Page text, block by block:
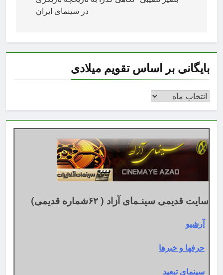
در سینمای ایران
بایگانی بر اساس تقویم میلادی
بایگانی
اساس
تقویم
میلادی
سایت قدیمی سینـمای آزاد ( ۶۲شماره قدیمی)
آرشیو
حرفها و خبرها
سینمای تبعید